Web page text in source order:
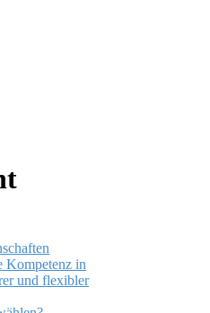
Kompetenz in
und flexibler